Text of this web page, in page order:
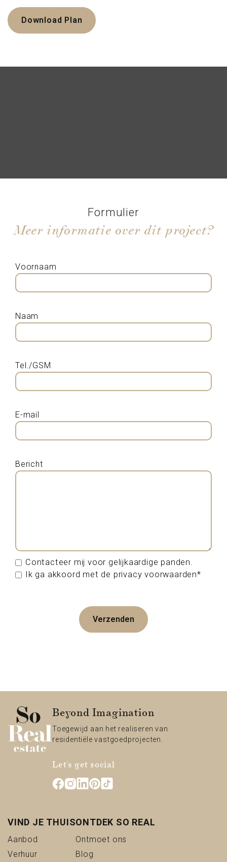
Download Plan
Formulier
Meer informatie over dit project?
Voornaam
Naam
Tel./GSM
E-mail
Bericht
Contacteer mij voor gelijkaardige panden.
Ik ga akkoord met de privacy voorwaarden*
Verzenden
Beyond Imagination
Toegewijd aan het realiseren van
residentiële vastgoedprojecten.
Let's get social
VIND JE THUIS
Aanbod
Verhuur(Verhuur)
ONTDEK SO REAL
Ontmoet ons
Blog